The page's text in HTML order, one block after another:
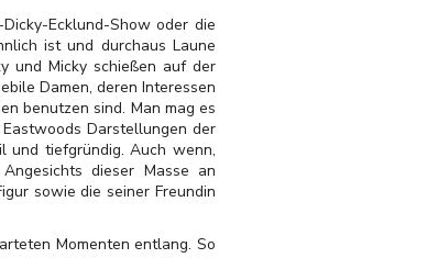
Ecklund-Show oder die
ist und durchaus Laune
und Micky schießen auf der
Damen, deren Interessen
benutzen sind. Man mag es
Darstellungen der
und tiefgründig. Auch wenn,
dieser Masse an
sowie die seiner Freundin
Momenten entlang. So